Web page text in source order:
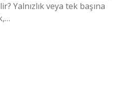
Yalnızlık veya tek başına